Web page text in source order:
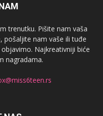
trenutku. Pišite nam vaša
pošaljite nam vaše ili tuđe
Najkreativniji biće
nagradama.